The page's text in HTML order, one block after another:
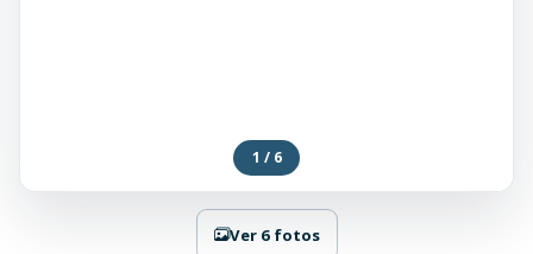
1 / 6
Ver 6 fotos